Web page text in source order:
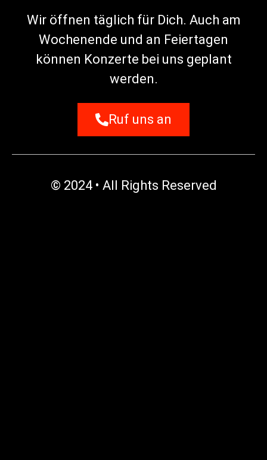
Wir öffnen täglich für Dich. Auch am
Wochenende und an Feiertagen
können Konzerte bei uns geplant
werden.
Ruf uns an
© 2024 • All Rights Reserved